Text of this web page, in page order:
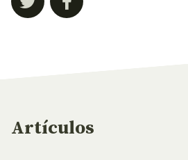
Artículos